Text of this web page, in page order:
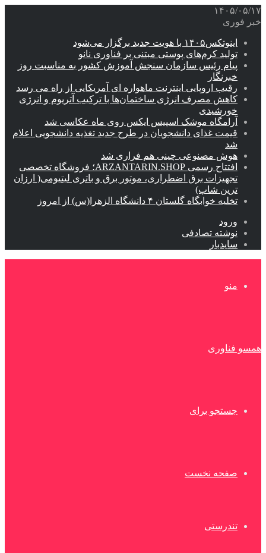
۱۴۰۵/۰۵/۱۷
خبر فوری
اینوتکس۱۴۰۵ با هویت جدید برگزار می‌شود
تولید کرم‌های پوستی مبتنی بر فناوری نانو
پیام رئیس سازمان سنجش آموزش کشور به مناسبت روز
خبرنگار
رقیب اروپایی اینترنت ماهواره ای آمریکایی از راه می رسد
کاهش مصرف انرژی ساختمان‌ها با ترکیب آتریوم و انرژی
خورشیدی
آرامگاه موشک اسپیس ایکس روی ماه عکاسی شد
قیمت غذای دانشجویان در طرح جدید تغذیه دانشجویی اعلام
شد
هوش مصنوعی چینی هم فراری شد
افتتاح رسمی ARZANTARIN.SHOP؛ فروشگاه تخصصی
تجهیزات برق اضطراری، موتور برق و باتری لیتیومی( ارزان
ترین شاپ)
تخلیه خوابگاه گلستان ۴ دانشگاه الزهرا(س) از امروز
ورود
نوشته تصادفی
سایدبار
منو
همسو فناوری
جستجو برای
صفحه نخست
تندرستی